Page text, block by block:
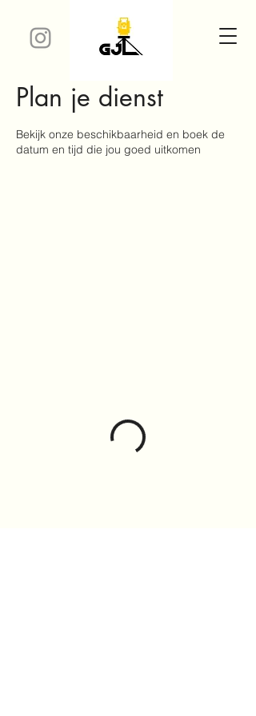
Plan je dienst
Bekijk onze beschikbaarheid en boek de
datum en tijd die jou goed uitkomen